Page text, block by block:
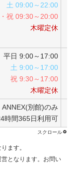
土 09:00～22:00
祝 09:30～20:00
木曜定休
平日 9:00～17:00
土 9:00～17:00
祝 9:30～17:00
木曜定休
ANNEX(別館)のみ
時間365日利用可
ます。
となります。お問い